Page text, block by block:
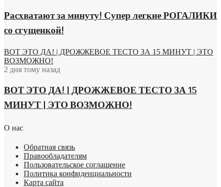
Расхватают за минуту! Супер легкие РОГАЛИКИ
со сгущенкой!
ВОТ ЭТО ДА! | ДРОЖЖЕВОЕ ТЕСТО ЗА 15 МИНУТ | ЭТО
ВОЗМОЖНО!
2 дня тому назад
ВОТ ЭТО ДА! | ДРОЖЖЕВОЕ ТЕСТО ЗА 15
МИНУТ | ЭТО ВОЗМОЖНО!
О нас
Обратная связь
Правообладателям
Пользовательское соглашение
Политика конфиденциальности
Карта сайта